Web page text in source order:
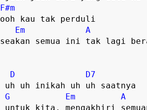
F#m
ooh kau tak perduli
Em
A
seakan semua ini tak lagi
D
D7
G
Em
A